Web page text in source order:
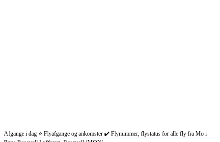
Afgange i dag ⭐ Flyafgange og ankomster ✔️ Flynummer, flystatus for alle fly fra Mo i